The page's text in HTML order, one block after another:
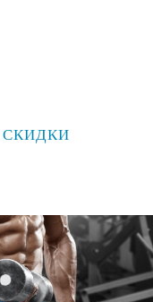
СКИДКИ